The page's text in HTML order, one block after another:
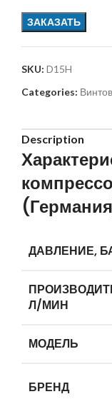
ЗАКАЗАТЬ
SKU: D15H
Categories:
Description
ДАВЛЕНИЕ,
Л/МИН
МОДЕЛЬ
БРЕНД